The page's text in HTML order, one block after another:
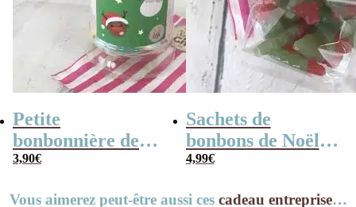
Petite
bonbonnière de
Noël – 20 Bonbons
3,90€
Sachets de
bonbons de Noël –
Grands sapins
4,99€
Vous aimerez peut-être aussi ces cadeau entreprise…